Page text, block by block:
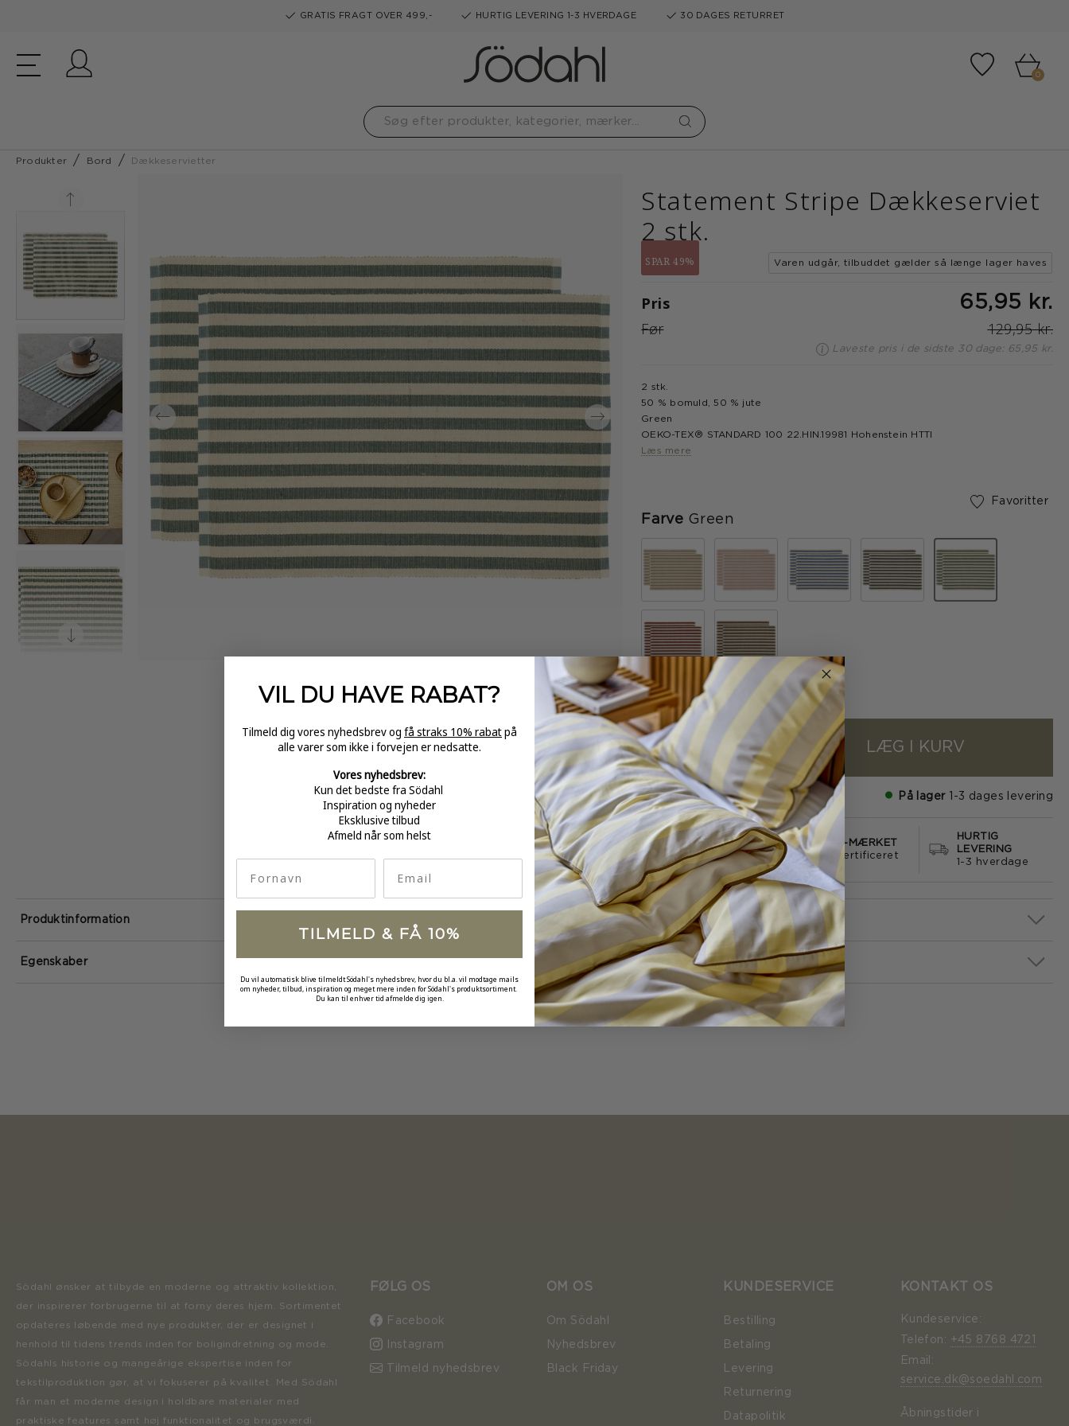
GRATIS FRAGT OVER 499,- HURTIG LEVERING 1-3 HVERDAGE 30 DAGES RETURRET
Tilføj til
0
Produkter Bord Dækkeservietter
Statement Stripe Dækkeserviet
2 stk.
SPAR 49% Varen udgår, tilbuddet gælder så længe lager haves
Pris 65,95 kr.
Før 129,95 kr.
Laveste pris i de sidste 30 dage: 65,95 kr.
2 stk.
50 % bomuld, 50 % jute
Green
OEKO-TEX® STANDARD 100 22.HIN.19981 Hohenstein HTTI
Læs mere
Favoritter
Farve Green
valgte
Størrelse 33 x 48 cm
- + LÆG I KURV
På lager 1-3 dages levering
GRATIS FRAGT
over 499
E-MÆRKET
certificeret
HURTIG
LEVERING
1-3 hverdage
Egenskaber
Produktinformation
Södahl ønsker at tilbyde en moderne og attraktiv kollektion,
der inspirerer forbrugerne til at forny deres hjem. Sortimentet
opdateres løbende med nye produkter, der er designet i
henhold til tidens trends inden for boligindretning og mode.
Södahls historie og mangeårige ekspertise inden for
tekstilproduktion gør, at vi fokuserer på kvalitet. Med Södahl
får man et moderne design i holdbare materialer med
praktiske features samt høj funktionalitet og brugsværdi.
FØLG OS
Facebook
Instagram
Tilmeld nyhedsbrev
OM OS
Om Södahl
Nyhedsbrev
Black Friday
KUNDESERVICE
Bestilling
Betaling
Levering
Returnering
Datapolitik
KONTAKT OS
Kundeservice:
Telefon: +45 8768 4721
Email:
service.dk@soedahl.com
Åbningstider i
VIL DU HAVE RABAT?
Tilmeld dig vores nyhedsbrev og få straks 10% rabatpå
alle varer som ikke i forvejen er nedsatte.
Vores nyhedsbrev:
Kun det bedste fra Södahl
Inspiration og nyheder
Eksklusive tilbud
Afmeld når som helst
TILMELD & FÅ 10%
Du vil automatisk blive tilmeldt Södahl's nyhedsbrev, hvor du bl.a. vil modtage mails
om nyheder, tilbud, inspiration og meget mere inden for Södahl's produktsortiment.
Du kan til enhver tid afmelde dig igen.